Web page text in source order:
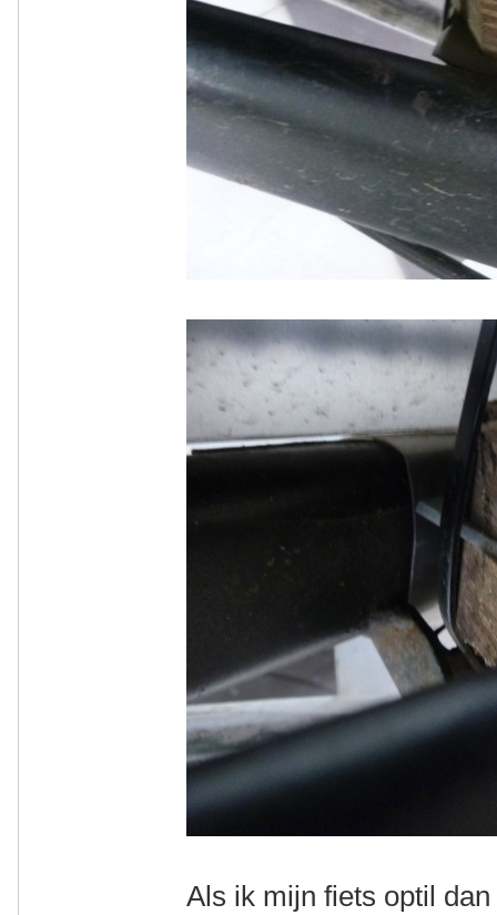
Als ik mijn fiets optil